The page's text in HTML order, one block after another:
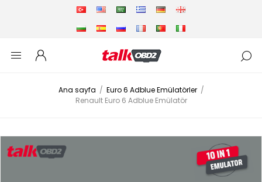
Ana sayfa / Euro 6 Adblue Emülatörler /
Renault Euro 6 Adblue Emülatör